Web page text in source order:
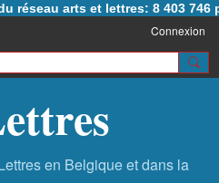
réseau arts et lettres: 8 403 746
Connexion